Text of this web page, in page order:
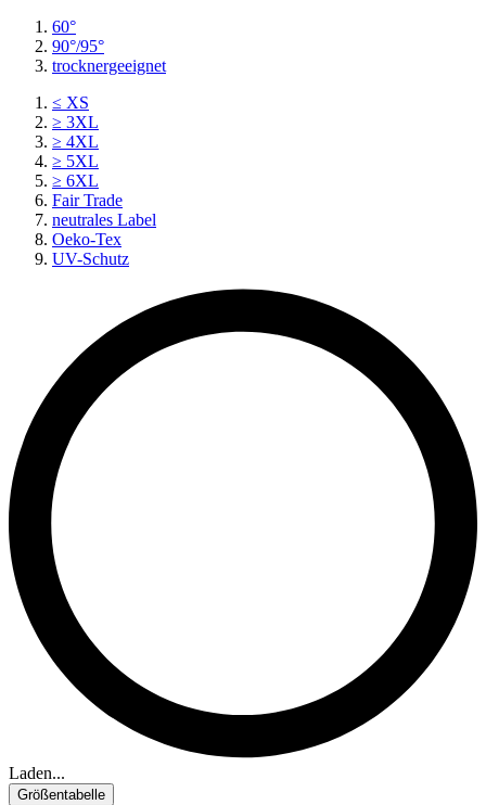
60°
90°/95°
trocknergeeignet
≤ XS
≥ 3XL
≥ 4XL
≥ 5XL
≥ 6XL
Fair Trade
neutrales Label
Oeko-Tex
UV-Schutz
Laden...
Größentabelle